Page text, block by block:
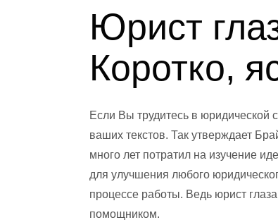
Юрист
Коротко,
Если Вы трудитесь в юридической
ваших текстов. Так утверждает
много лет потратил на изучение
для улучшения любого
процессе работы. Ведь юрист
помощником.